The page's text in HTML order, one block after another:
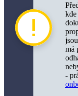
kde
má
-